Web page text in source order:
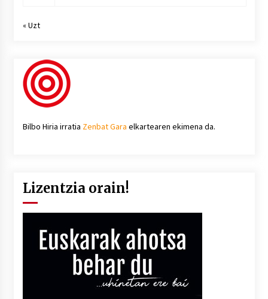
« Uzt
Bilbo Hiria irratia Zenbat Gara elkartearen ekimena da.
Lizentzia orain!